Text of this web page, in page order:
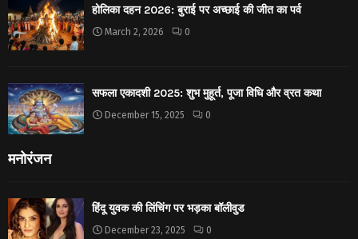
होलिका दहन 2026: बुराई पर अच्छाई की जीत का पर्व
March 2, 2026 0
सफला एकादशी 2025: शुभ मुहूर्त, पूजा विधि और व्रत कथा
December 15, 2025 0
मनोरंजन
हिंदू युवक की लिंचिंग पर भड़का बॉलीवुड
December 23, 2025 0